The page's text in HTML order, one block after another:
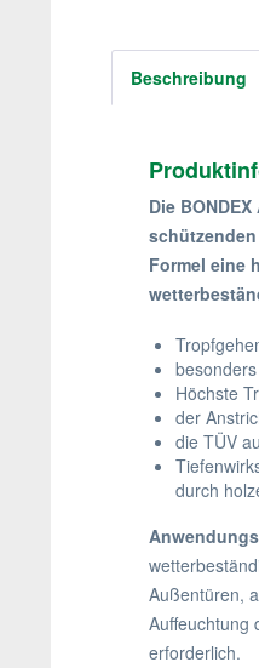
Beschreibung
Die
Formel eine
Höchste
der
die TÜV
durch
Außentüren,
Auffeuchtung
erforderlich.